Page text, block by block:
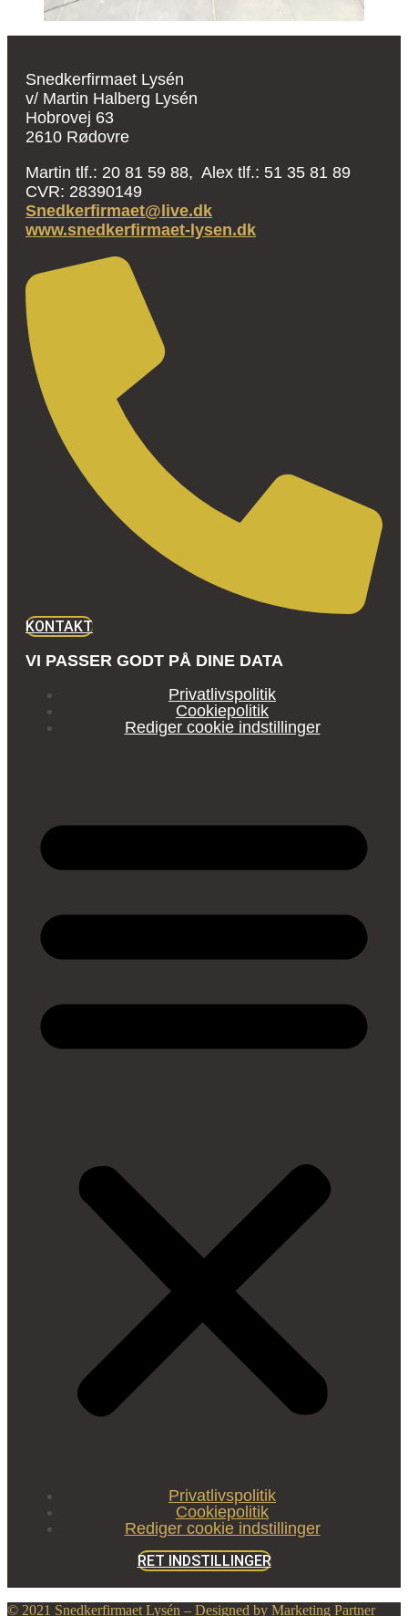
Snedkerfirmaet Lysén
v/ Martin Halberg Lysén
Hobrovej 63
2610 Rødovre
Martin tlf.: 20 81 59 88, Alex tlf.: 51 35 81 89
CVR: 28390149
Snedkerfirmaet@live.dk
www.snedkerfirmaet-lysen.dk
KONTAKT
VI PASSER GODT PÅ DINE DATA
Privatlivspolitik
Cookiepolitik
Rediger cookie indstillinger
Privatlivspolitik
Cookiepolitik
Rediger cookie indstillinger
RET INDSTILLINGER
© 2021 Snedkerfirmaet Lysén – Designed by Marketing Partner